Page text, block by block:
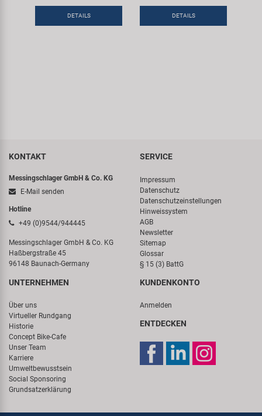
DETAILS DETAILS
KONTAKT
Messingschlager GmbH & Co. KG
E-Mail senden
Hotline
+49 (0)9544/944445
Messingschlager GmbH & Co. KG
Haßbergstraße 45
96148 Baunach-Germany
SERVICE
Impressum
Datenschutz
Datenschutzeinstellungen
Hinweissystem
AGB
Newsletter
Sitemap
Glossar
§ 15 (3) BattG
UNTERNEHMEN
Über uns
Virtueller Rundgang
Historie
Concept Bike-Cafe
Unser Team
Karriere
Umweltbewusstsein
Social Sponsoring
Grundsatzerklärung
KUNDENKONTO
Anmelden
ENTDECKEN